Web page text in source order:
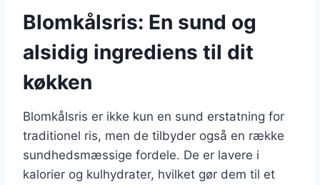
Blomkålsris: En sund og
alsidig ingrediens til dit
køkken
Blomkålsris er ikke kun en sund erstatning for
traditionel ris, men de tilbyder også en række
sundhedsmæssige fordele. De er lavere i
kalorier og kulhydrater, hvilket gør dem til et